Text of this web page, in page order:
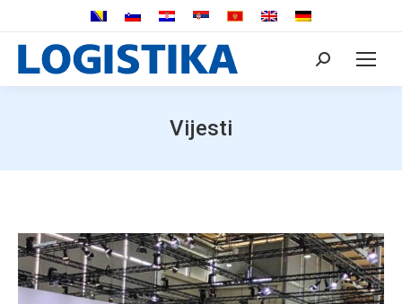
Search:
Vijesti